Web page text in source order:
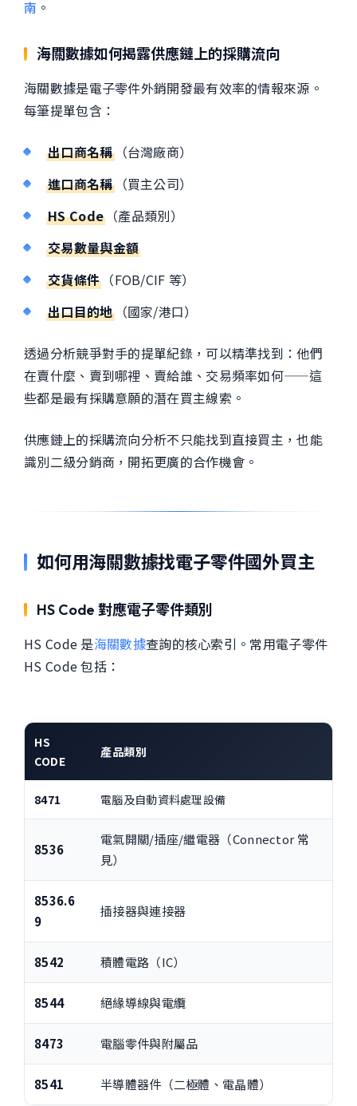
南 。
海關數據如何揭露供應鏈上的採購流向
海關數據是電子零件外銷開發最有效率的情報來源。
每筆提單包含：
出口商名稱（台灣廠商）
進口商名稱（買主公司）
HS Code （產品類別）
交易數量與金額
交貨條件 （FOB/CIF 等）
出口目的地（國家/港口）
透過分析競爭對手的提單紀錄，可以精準找到：他們
在賣什麼、賣到哪裡、賣給誰、交易頻率如何——這
些都是最有採購意願的潛在買主線索。
供應鏈上的採購流向分析不只能找到直接買主，也能
識別二級分銷商，開拓更廣的合作機會。
如何用海關數據找電子零件國外買主
HS Code 對應電子零件類別
HS Code 是海關數據查詢的核心索引。常用電子零件
HS Code 包括：
HS
CODE
產品類別
8471 電腦及自動資料處理設備
8536
電氣開關/插座/繼電器（Connector 常
見）
8536.6
9
插接器與連接器
8542 積體電路（IC）
8544 絕緣導線與電纜
8473 電腦零件與附屬品
8541 半導體器件（二極體、電晶體）